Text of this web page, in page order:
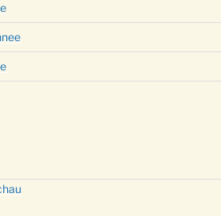
Gottesdienst zu Silvester in der